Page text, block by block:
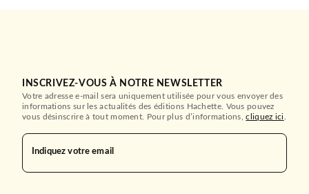
INSCRIVEZ-VOUS À NOTRE NEWSLETTER
Votre adresse e-mail sera uniquement utilisée pour vous envoyer des
informations sur les actualités des éditions Hachette. Vous pouvez
vous désinscrire à tout moment. Pour plus d’informations,cliquez ici
Indiquez votre email